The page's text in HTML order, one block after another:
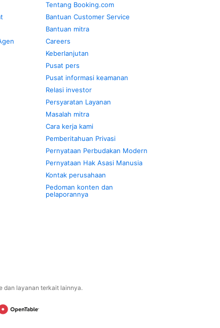
Tentang Booking.com
Bantuan Customer Service
Bantuan mitra
Careers
Keberlanjutan
Pusat pers
Pusat informasi keamanan
Relasi investor
Persyaratan Layanan
Masalah mitra
Cara kerja kami
Pemberitahuan Privasi
Pernyataan Perbudakan Modern
Pernyataan Hak Asasi Manusia
Kontak perusahaan
Pedoman konten dan
pelaporannya
dan layanan terkait lainnya.